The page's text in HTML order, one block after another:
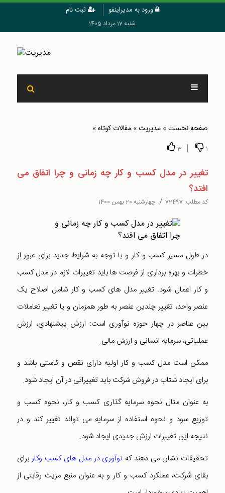
ورود به مدیراینفو ثبت نام
شنبه 17 مرداد 1405
صفحه نخست» مدیریت» مقالات کوتاه»
1
|
3
تغییر در مدل کسب و کار چه زمانی و چرا اتفاق می
افتد؟
کد مطلب: 72497
/ چهارشنبه 20 بهمن 1400
در طول مسیر کسب و کار و با توجه به شرایط جدید برای عبور از
خطرات و بهره برداری از فرصت ها باید تغییرات لازم در مدل کسب
و کار اعمال شود. تغییر مدل های کسب و کار شامل اصلاح یک
عنصر واحد، تغییر چندین عنصر به طور همزمان و یا تغییر تعاملات
بین عناصر در چهار حوزه نوآوری است: ارزش پیشنهادی، ارزش
عملیاتی، سرمایه انسانی و ارزش مالی.
ممکن است مدل کسب و کار اولیه دارای نقص و کاستی باشد و
برای ایجاد شتاب در فروش شرکت باید تغییراتی در آن ایجاد شود.
به عنوان مثال نحوه سرمایه گذاری کسب و کار، نحوه کسب و
توزیع سود و نحوه استفاده از سرمایه می تواند تغییر کند و در
نتیجه این تغییرات ارزش جدیدی ایجاد شود.
تحقیقات نشان می دهند که نوآوری در مدل های کسب وکاربرای
بقای شرکت، عملکرد کسب و کار و به عنوان منبع مزیت رقابتی از